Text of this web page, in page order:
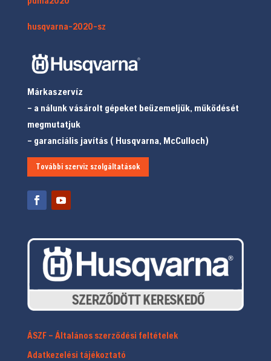
husqvarna-2020-sz
Márkaszervíz
– a nálunk vásárolt gépeket beüzemeljük, működését
megmutatjuk
– garanciális javítás ( Husqvarna, McCulloch)
További szerviz szolgáltatások
ÁSZF – Általános szerződési feltételek
Adatkezelési tájékoztató